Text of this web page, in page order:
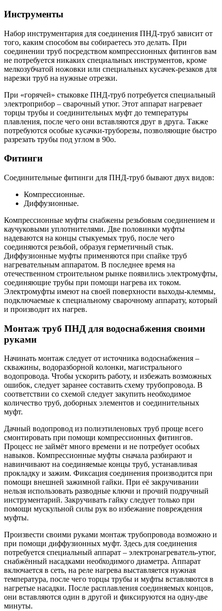
Инструменты
Набор инструментария для соединения ПНД-труб зависит от
того, каким способом вы собираетесь это делать. При
соединении труб посредством компрессионных фитингов вам
не потребуется никаких специальных инструментов, кроме
мелкозубчатой ножовки или специальных кусачек-резаков для
нарезки труб на нужные отрезки.
При «горячей» стыковке ПНД-труб потребуется специальный
электроприбор – сварочный утюг. Этот аппарат нагревает
торцы трубы и соединительных муфт до температуры
плавления, после чего они вставляются друг в друга. Также
потребуются особые кусачки-труборезы, позволяющие быстро
разрезать трубы под углом в 90о.
Фитинги
Соединительные фитинги для ПНД-труб бывают двух видов:
Компрессионные.
Диффузионные.
Компрессионные муфты снабжены резьбовым соединением и
каучуковыми уплотнителями. Две половинки муфты
надеваются на концы стыкуемых труб, после чего
соединяются резьбой, образуя герметичный стык.
Диффузионные муфты применяются при спайке труб
нагревательным аппаратом. В последнее время на
отечественном строительном рынке появились электромуфты,
соединяющие трубы при помощи нагрева их током.
Электромуфты имеют на своей поверхности выходы-клеммы,
подключаемые к специальному сварочному аппарату, который
и производит их нагрев.
Монтаж труб ПНД для водоснабжения своими
руками
Начинать монтаж следует от источника водоснабжения –
скважины, водоразборной колонки, магистрального
водопровода. Чтобы ускорить работу, и избежать возможных
ошибок, следует заранее составить схему трубопровода. В
соответствии со схемой следует закупить необходимое
количество труб, доборных элементов и соединительных
муфт.
Дачный водопровод из полиэтиленовых труб проще всего
смонтировать при помощи компрессионных фитингов.
Процесс не займёт много времени и не потребует особых
навыков. Компрессионные муфты сначала разбирают и
навинчивают на соединяемые концы труб, устанавливая
прокладку и зажим. Фиксация соединения производится при
помощи внешней зажимной гайки. При её закручивании
нельзя использовать разводные ключи и прочий подручный
инструментарий. Закручивать гайку следует только при
помощи мускульной силы рук во избежание повреждения
муфты.
Произвести своими руками монтаж трубопровода возможно и
при помощи диффузионных муфт. Здесь для соединения
потребуется специальный аппарат – электронагреватель-утюг,
снабжённый насадками необходимого диаметра. Аппарат
включается в сеть, на реле нагрева выставляется нужная
температура, после чего торцы трубы и муфты вставляются в
нагретые насадки. После расплавления соединяемых концов,
они вставляются один в другой и фиксируются на одну-две
минуты.